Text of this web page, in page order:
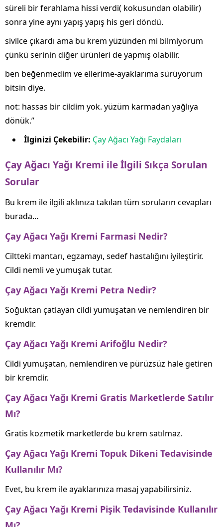
süreli bir ferahlama hissi verdi( kokusundan olabilir)
sonra yine aynı yapış yapış his geri döndü.
sivilce çıkardı ama bu krem yüzünden mi bilmiyorum
çünkü serinin diğer ürünleri de yapmış olabilir.
ben beğenmedim ve ellerime-ayaklarıma sürüyorum
bitsin diye.
not: hassas bir cildim yok. yüzüm karmadan yağlıya
dönük.”
İlginizi Çekebilir: Çay Ağacı Yağı Faydaları
Çay Ağacı Yağı Kremi ile İlgili Sıkça Sorulan
Sorular
Bu krem ile ilgili aklınıza takılan tüm soruların cevapları
burada…
Çay Ağacı Yağı Kremi Farmasi Nedir?
Ciltteki mantarı, egzamayı, sedef hastalığını iyileştirir.
Cildi nemli ve yumuşak tutar.
Çay Ağacı Yağı Kremi Petra Nedir?
Soğuktan çatlayan cildi yumuşatan ve nemlendiren bir
kremdir.
Çay Ağacı Yağı Kremi Arifoğlu Nedir?
Cildi yumuşatan, nemlendiren ve pürüzsüz hale getiren
bir kremdir.
Çay Ağacı Yağı Kremi Gratis Marketlerde Satılır
Mı?
Gratis kozmetik marketlerde bu krem satılmaz.
Çay Ağacı Yağı Kremi Topuk Dikeni Tedavisinde
Kullanılır Mı?
Evet, bu krem ile ayaklarınıza masaj yapabilirsiniz.
Çay Ağacı Yağı Kremi Pişik Tedavisinde Kullanılır